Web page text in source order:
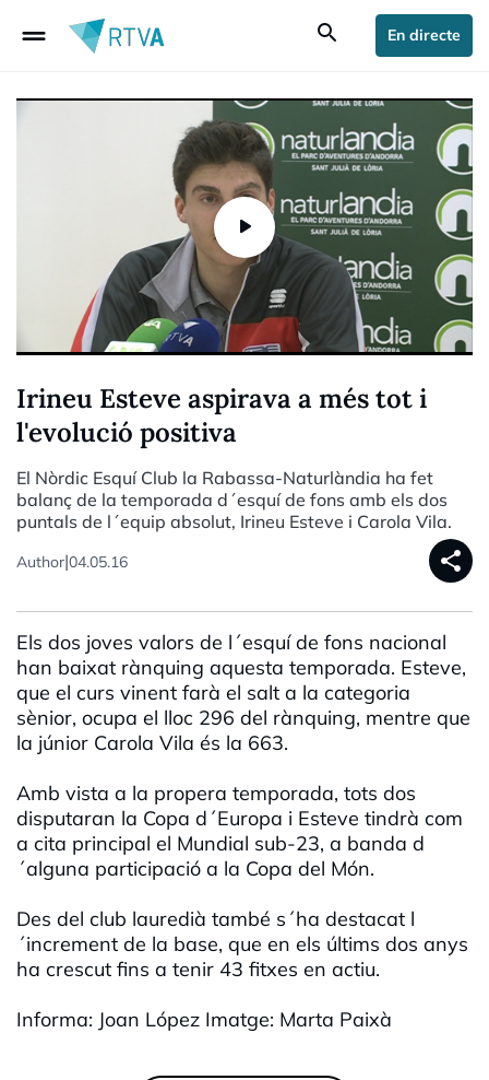
drag_handle search En directe
Irineu Esteve aspirava a més tot i
l'evolució positiva
El Nòrdic Esquí Club la Rabassa-Naturlàndia ha fet
balanç de la temporada d´esquí de fons amb els dos
puntals de l´equip absolut, Irineu Esteve i Carola Vila.
Author|04.05.16 share
Els dos joves valors de l´esquí de fons nacional
han baixat rànquing aquesta temporada. Esteve,
que el curs vinent farà el salt a la categoria
sènior, ocupa el lloc 296 del rànquing, mentre que
la júnior Carola Vila és la 663.
Amb vista a la propera temporada, tots dos
disputaran la Copa d´Europa i Esteve tindrà com
a cita principal el Mundial sub-23, a banda d
´alguna participació a la Copa del Món.
Des del club lauredià també s´ha destacat l
´increment de la base, que en els últims dos anys
ha crescut fins a tenir 43 fitxes en actiu.
Informa: Joan López Imatge: Marta Paixà